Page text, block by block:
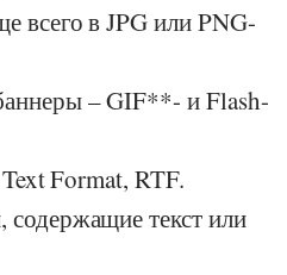
всего в JPG или PNG-
– GIF**- и Flash-
Format, RTF.
содержащие текст или